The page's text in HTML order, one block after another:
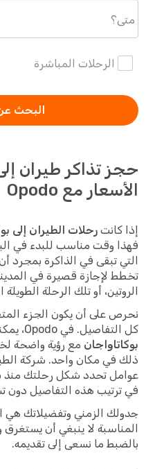
متى؟
الرحلات المباشرة
البحث
حجز تذاكر طيران
الأسعار مع Opodo
إذا كانت رحلات الطيران إلى
فهذا وقت مناسب للبدء في
التي تبقى في الذاكرة بمجرد
تخطط لإجازة قصيرة في
الروتين، أو تلك الرحلة الطويلة
نحرص على أن يكون الجزء
كل التفاصيل. في Opodo، يمكنك
بوكاتاواجان مع رؤية واضحة
ذلك في مكان واحد. شركة
عوامل تحدد شكل رحلتك منذ
في ترتيب هذه التفاصيل دون
جدولك الزمني وتفضيلاتك هي
المناسبة لا ينبغي أن
بالضبط ما نسعى إلى تقديمه.